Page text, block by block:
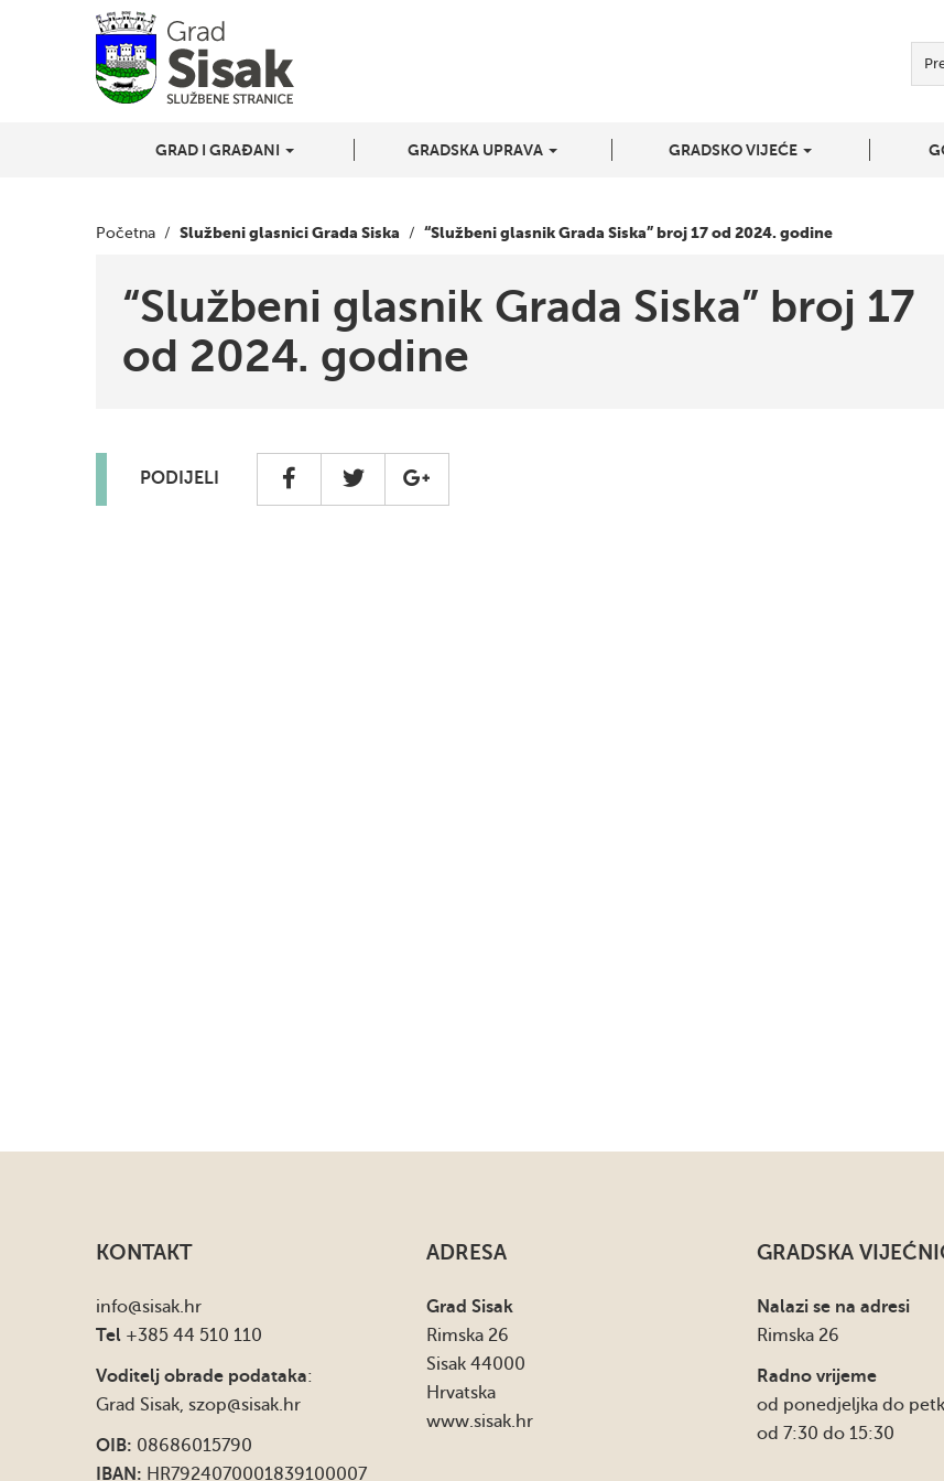
GRAD I GRAĐANI GRADSKA UPRAVA GRADSKO VIJEĆE
Početna / Službeni glasnici Grada Siska / “Službeni glasnik Grada Siska” broj 17 od 2024. godine
“Službeni glasnik Grada Siska” broj 17
od 2024. godine
PODIJELI
KONTAKT
info@sisak.hr
Tel +385 44 510 110
Voditelj obrade podataka:
Grad Sisak, szop@sisak.hr
OIB: 08686015790
IBAN: HR7924070001839100007
ADRESA
Grad Sisak
Rimska 26
Sisak 44000
Hrvatska
www.sisak.hr
GRADSKA
Nalazi se na adresi
Rimska 26
Radno vrijeme
od ponedjeljka do
od 7:30 do 15:30